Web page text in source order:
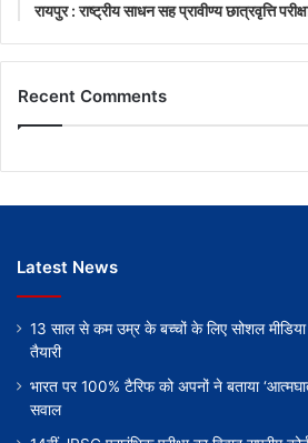
रायपुर : राष्ट्रीय साधन सह प्रावीण्य छात्रवृत्ति
Recent Comments
Latest News
13 साल से कम उम्र के बच्चों के लिए सोशल
तैयारी
भारत पर 100% टैरिफ को अपनों ने बताया
सवाल